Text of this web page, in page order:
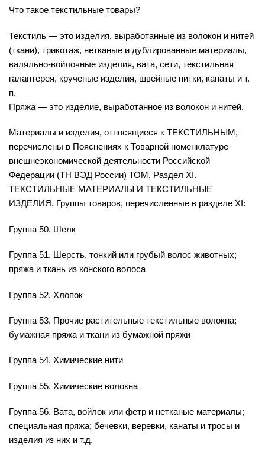
Что такое текстильные товары?
Текстиль — это изделия, выработанные из волокон и нитей
(ткани), трикотаж, нетканые и дублированные материалы,
валяльно-войлочные изделия, вата, сети, текстильная
галантерея, крученые изделия, швейные нитки, канаты и т.
п.
Пряжа — это изделие, выработанное из волокон и нитей.
Материалы и изделия, относящиеся к ТЕКСТИЛЬНЫМ,
перечислены в Пояснениях к Товарной номенклатуре
внешнеэкономической деятельности Российской
Федерации (ТН ВЭД России) ТОМ, Раздел XI.
ТЕКСТИЛЬНЫЕ МАТЕРИАЛЫ И ТЕКСТИЛЬНЫЕ
ИЗДЕЛИЯ. Группы товаров, перечисленные в разделе XI:
Группа 50. Шелк
Группа 51. Шерсть, тонкий или грубый волос животных;
пряжа и ткань из конского волоса
Группа 52. Хлопок
Группа 53. Прочие растительные текстильные волокна;
бумажная пряжа и ткани из бумажной пряжи
Группа 54. Химические нити
Группа 55. Химические волокна
Группа 56. Вата, войлок или фетр и нетканые материалы;
специальная пряжа; бечевки, веревки, канаты и тросы и
изделия из них и т.д.